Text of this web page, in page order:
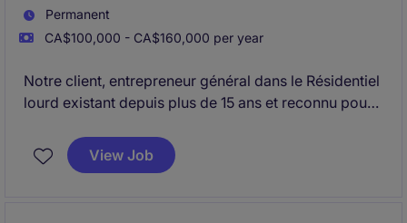
Permanent
CA$100,000 - CA$160,000 per year
Notre client, entrepreneur général dans le Résidentiel
lourd existant depuis plus de 15 ans et reconnu pour
projets de construction pour des tours de plus de 10
étages sur Montréal et Laval .
View Job